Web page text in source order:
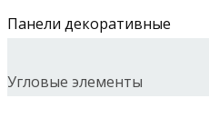
Панели декоративные
Угловые элементы